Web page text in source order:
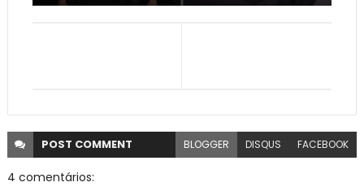
POST COMMENT BLOGGER DISQUS FACEBOOK
4 comentários: